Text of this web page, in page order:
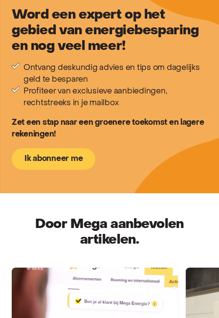
Word een expert op het
gebied van energiebesparing
en nog veel meer!
Ontvang deskundig advies en tips om dagelijks
geld te besparen
Profiteer van exclusieve aanbiedingen,
rechtstreeks in je mailbox
Zet een stap naar een groenere toekomst en lagere
rekeningen!
Ik abonneer me
Door Mega aanbevolen
artikelen.